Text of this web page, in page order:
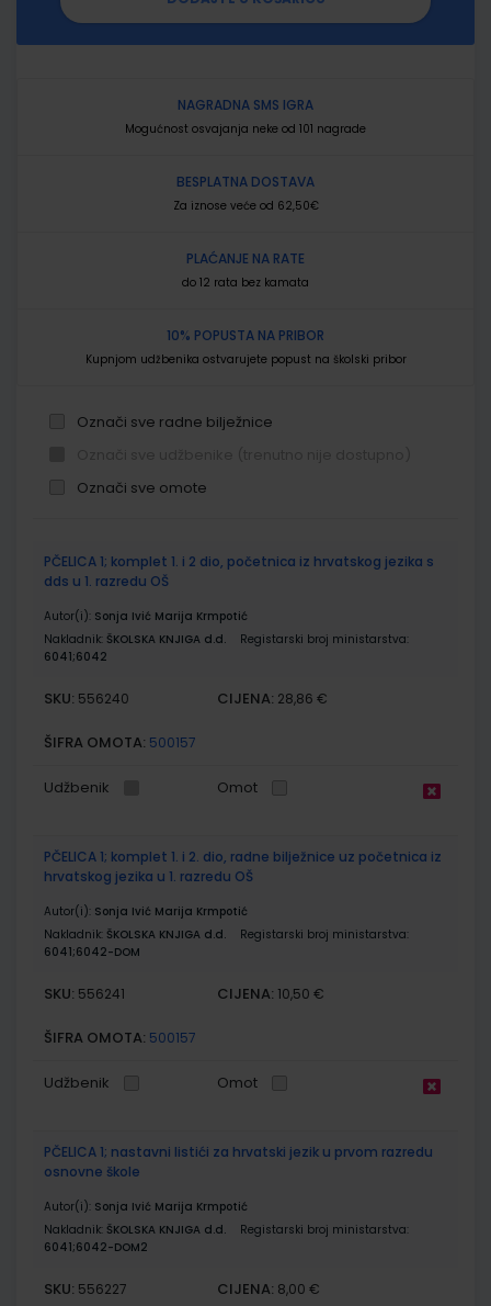
NAGRADNA SMS IGRA
Mogućnost osvajanja neke od 101 nagrade
BESPLATNA DOSTAVA
Za iznose veće od 62,50€
PLAĆANJE NA RATE
do 12 rata bez kamata
10% POPUSTA NA PRIBOR
Kupnjom udžbenika ostvarujete popust na školski pribor
Označi sve radne bilježnice
Označi sve omote
proizvodi
PČELICA 1; komplet 1. i 2 dio, početnica iz hrvatskog jezika s
dds u 1. razredu OŠ
Autor(i): Sonja Ivić Marija Krmpotić
Nakladnik: ŠKOLSKA KNJIGA d.d.
Registarski broj ministarstva:
6041;6042
SKU: 556240 CIJENA: 28,86 €
ŠIFRA OMOTA: 500157
Udžbenik Omot
PČELICA 1; komplet 1. i 2. dio, radne bilježnice uz početnica iz
hrvatskog jezika u 1. razredu OŠ
Autor(i): Sonja Ivić Marija Krmpotić
Nakladnik: ŠKOLSKA KNJIGA d.d.
Registarski broj ministarstva:
6041;6042-DOM
SKU: 556241 CIJENA: 10,50 €
ŠIFRA OMOTA: 500157
Udžbenik Omot
PČELICA 1; nastavni listići za hrvatski jezik u prvom razredu
osnovne škole
Autor(i): Sonja Ivić Marija Krmpotić
Nakladnik: ŠKOLSKA KNJIGA d.d.
Registarski broj ministarstva:
6041;6042-DOM2
SKU: 556227 CIJENA: 8,00 €